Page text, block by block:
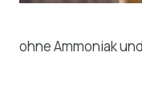
ohne Ammoniak